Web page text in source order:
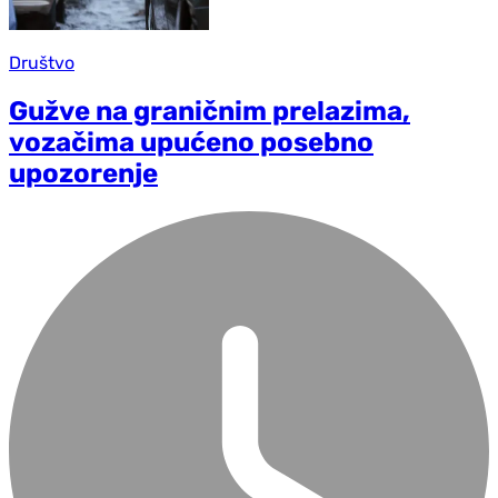
Društvo
Gužve na graničnim prelazima,
vozačima upućeno posebno
upozorenje